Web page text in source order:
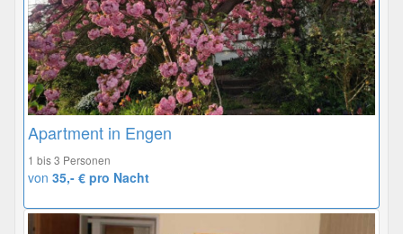
Apartment in Engen
1 bis 3 Personen
von 35,- € pro Nacht